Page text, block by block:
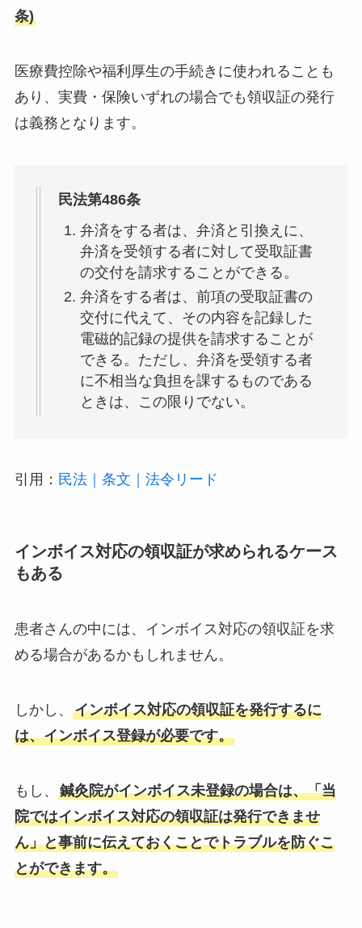
条)
医療費控除や福利厚生の手続きに使われることも
あり、実費・保険いずれの場合でも領収証の発行
は義務となります。
民法第486条
弁済をする者は、弁済と引換えに、
弁済を受領する者に対して受取証書
の交付を請求することができる。
弁済をする者は、前項の受取証書の
交付に代えて、その内容を記録した
電磁的記録の提供を請求することが
できる。ただし、弁済を受領する者
に不相当な負担を課するものである
ときは、この限りでない。
引用： 民法｜条文｜法令リード
インボイス対応の領収証が求められるケース
もある
患者さんの中には、インボイス対応の領収証を求
める場合があるかもしれません。
しかし、 インボイス対応の領収証を発行するに
は、インボイス登録が必要です。
もし、 鍼灸院がインボイス未登録の場合は、「当
院ではインボイス対応の領収証は発行できませ
ん」と事前に伝えておくことでトラブルを防ぐこ
とができます。